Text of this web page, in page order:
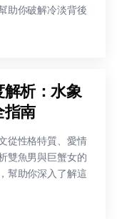
助你破解冷淡背後
析：水象
指南
從性格特質、愛情
雙魚男與巨蟹女的
幫助你深入了解這